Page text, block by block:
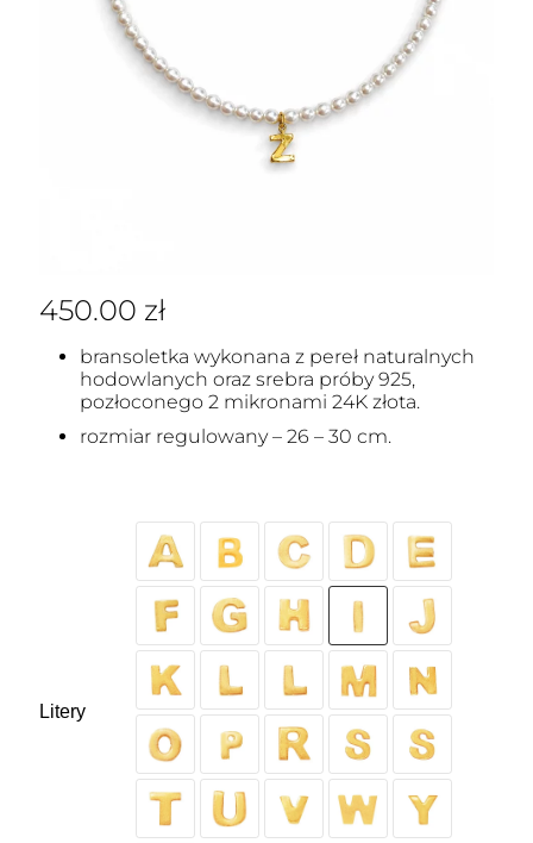
450.00 zł
bransoletka wykonana z pereł naturalnych
hodowlanych oraz srebra próby 925,
pozłoconego 2 mikronami 24K złota.
rozmiar regulowany – 26 – 30 cm.
Litery